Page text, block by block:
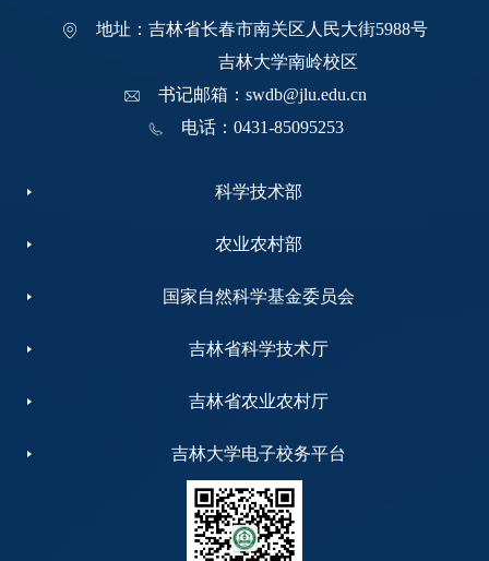
地址：吉林省长春市南关区人民大街5988号
吉林大学南岭校区
书记邮箱：swdb@jlu.edu.cn
电话：0431-85095253
科学技术部
农业农村部
国家自然科学基金委员会
吉林省科学技术厅
吉林省农业农村厅
吉林大学电子校务平台